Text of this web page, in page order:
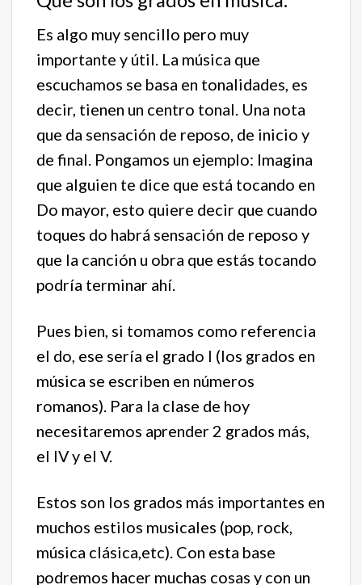
Es algo muy sencillo pero muy
importante y útil. La música que
escuchamos se basa en tonalidades, es
decir, tienen un centro tonal. Una nota
que da sensación de reposo, de inicio y
de final. Pongamos un ejemplo: Imagina
que alguien te dice que está tocando en
Do mayor, esto quiere decir que cuando
toques do habrá sensación de reposo y
que la canción u obra que estás tocando
podría terminar ahí.
Pues bien, si tomamos como referencia
el do, ese sería el grado I (los grados en
música se escriben en números
romanos). Para la clase de hoy
necesitaremos aprender 2 grados más,
el IV y el V.
Estos son los grados más importantes en
muchos estilos musicales (pop, rock,
música clásica,etc). Con esta base
podremos hacer muchas cosas y con un